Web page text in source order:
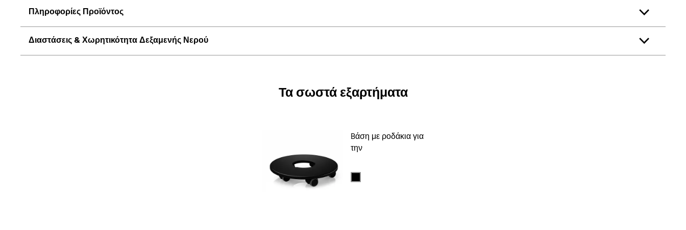
Πληροφορίες Προϊόντος
Διαστάσεις & Χωρητικότητα Δεξαμενής Νερού
Τα σωστά εξαρτήματα
Bάση με ροδάκια για
την